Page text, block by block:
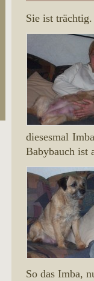
Sie ist
diesesmal
Babybauch ist
So das Imba,